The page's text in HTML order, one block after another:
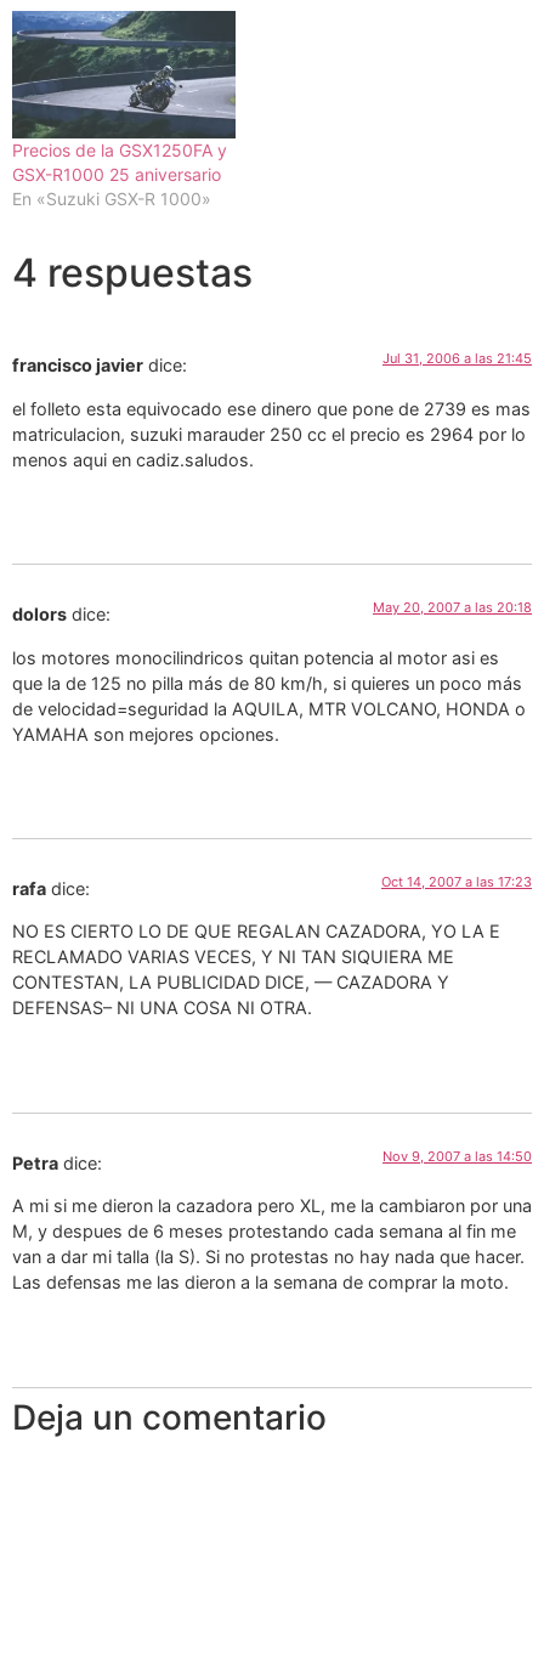
cómoda ya que el asiento
está a tan sólo 700mm del
suelo, la Marauder…
Precios de la GSX1250FA y
GSX-R1000 25 aniversario
En «Suzuki GSX-R 1000»
4 respuestas
francisco javier dice: Jul 31, 2006 a las 21:45
el folleto esta equivocado ese dinero que pone de 2739 es mas
matriculacion, suzuki marauder 250 cc el precio es 2964 por lo
menos aqui en cadiz.saludos.
dolors dice: May 20, 2007 a las 20:18
los motores monocilindricos quitan potencia al motor asi es
que la de 125 no pilla más de 80 km/h, si quieres un poco más
de velocidad=seguridad la AQUILA, MTR VOLCANO, HONDA o
YAMAHA son mejores opciones.
rafa dice: Oct 14, 2007 a las 17:23
NO ES CIERTO LO DE QUE REGALAN CAZADORA, YO LA E
RECLAMADO VARIAS VECES, Y NI TAN SIQUIERA ME
CONTESTAN, LA PUBLICIDAD DICE, — CAZADORA Y
DEFENSAS– NI UNA COSA NI OTRA.
Petra dice: Nov 9, 2007 a las 14:50
A mi si me dieron la cazadora pero XL, me la cambiaron por una
M, y despues de 6 meses protestando cada semana al fin me
van a dar mi talla (la S). Si no protestas no hay nada que hacer.
Las defensas me las dieron a la semana de comprar la moto.
Deja un comentario